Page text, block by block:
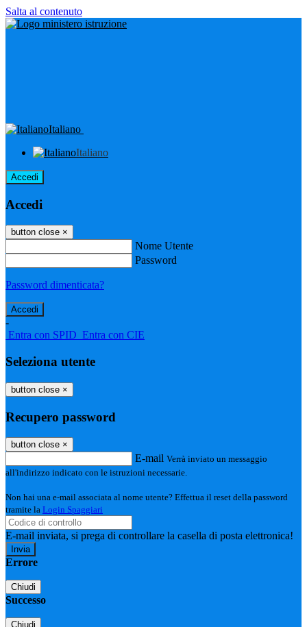
Salta al contenuto
Italiano
Italiano
Accedi
Accedi
button close ×
Nome Utente
Password
Password dimenticata?
-
Entra con SPID Entra con CIE
Seleziona utente
button close ×
Recupero password
button close ×
E-mail Verrà inviato un messaggio
all'indirizzo indicato con le istruzioni necessarie.
Non hai una e-mail associata al nome utente? Effettua il reset della password
tramite la Login Spaggiari
E-mail inviata, si prega di controllare la casella di posta elettronica!
Errore
Chiudi
Successo
Chiudi